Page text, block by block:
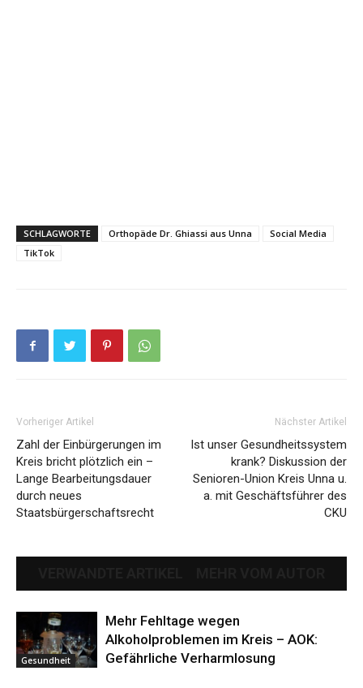
SCHLAGWORTE Orthopäde Dr. Ghiassi aus Unna
Social Media
TikTok
Vorheriger Artikel
Zahl der Einbürgerungen im
Kreis bricht plötzlich ein –
Lange Bearbeitungsdauer
durch neues
Staatsbürgerschaftsrecht
Nächster Artikel
Ist unser Gesundheitssystem
krank? Diskussion der
Senioren-Union Kreis Unna u.
a. mit Geschäftsführer des
CKU
Gesundheit
Mehr Fehltage wegen
Alkoholproblemen im Kreis – AOK:
Gefährliche Verharmlosung